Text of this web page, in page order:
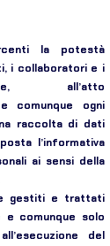
la potestà
i collaboratori e i
all’atto
comunque ogni
raccolta di dati
l’informativa
ai sensi della
gestiti e trattati
e comunque solo
del